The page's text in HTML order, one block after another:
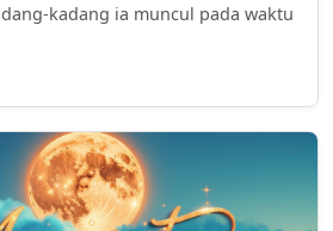
kadang ia muncul pada waktu